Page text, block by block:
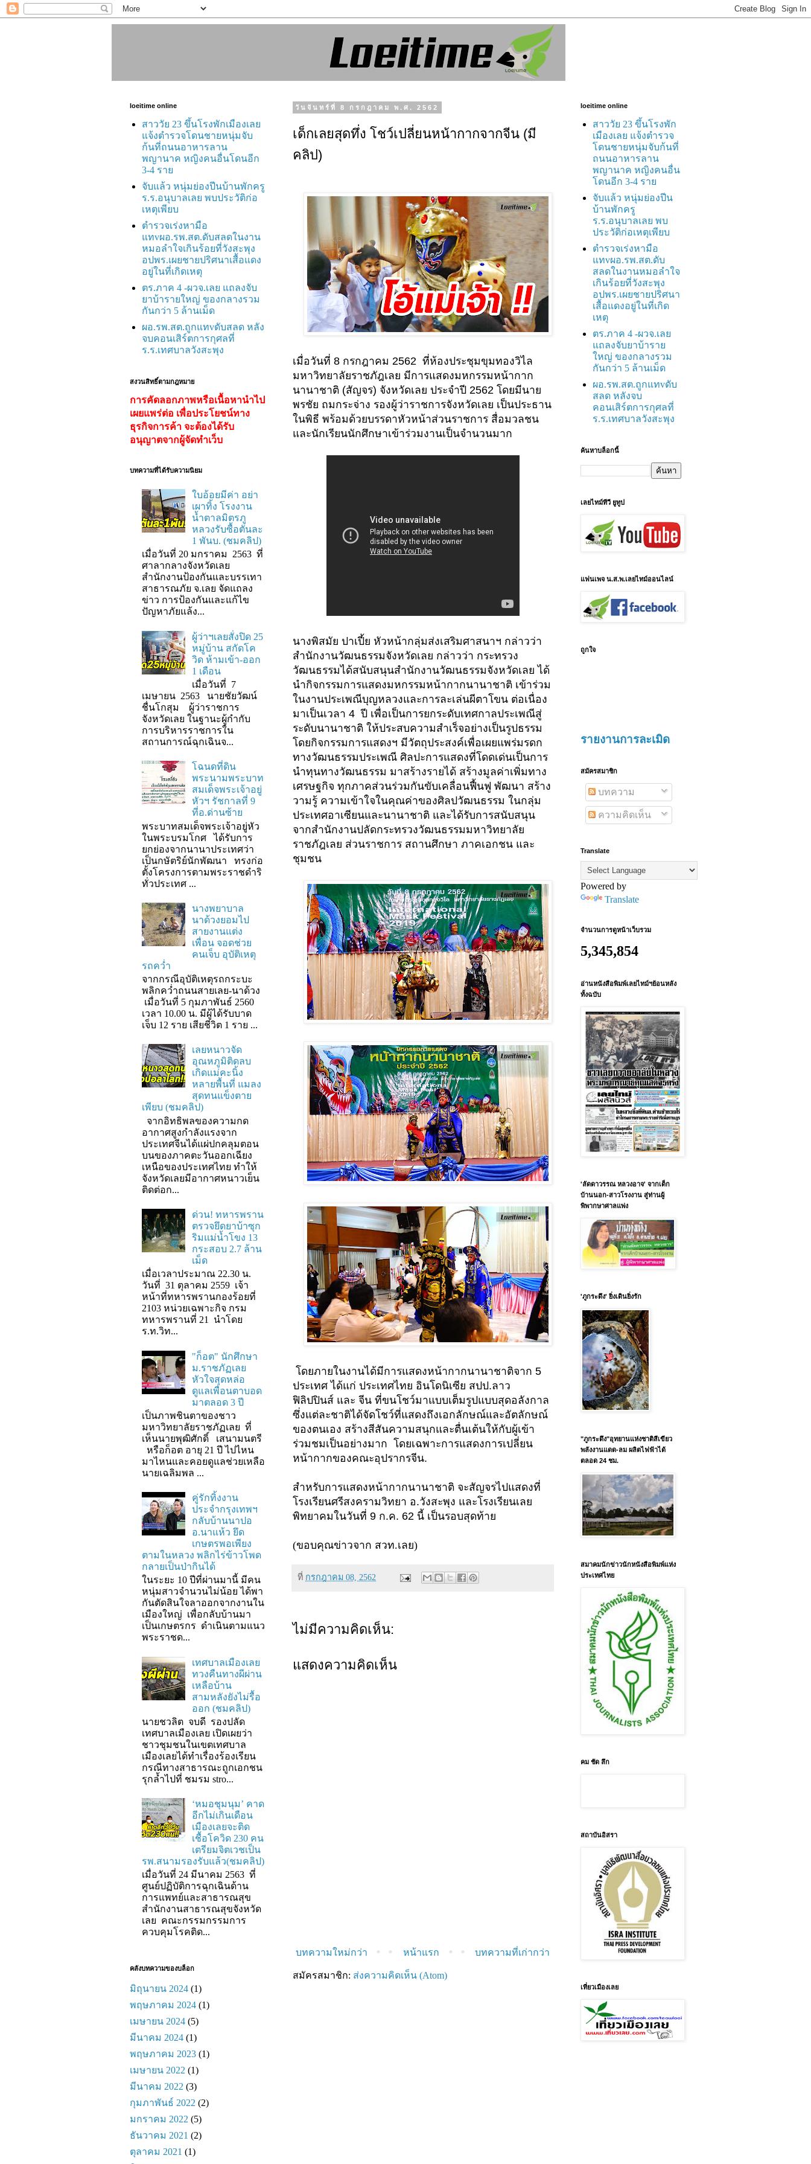
วันจันทร์ที่ 8 กรกฎาคม พ.ศ. 2562
เด็กเลยสุดทึ่ง โชว์เปลี่ยนหน้ากากจากจีน (มี
คลิป)
เมื่อวันที่ 8 กรกฎาคม 2562 ที่ห้องประชุมขุมทองวิไล
มหาวิทยาลัยราชภัฎเลย มีการแสดงมหกรรมหน้ากาก
นานาชาติ (สัญจร) จังหวัดเลย ประจำปี 2562 โดยมีนาย
พรชัย ถมกระจ่าง รองผู้ว่าราชการจังหวัดเลย เป็นประธาน
ในพิธี พร้อมด้วยบรรดาหัวหน้าส่วนราชการ สื่อมวลชน
และนักเรียนนักศึกษาเข้าร่วมงานเป็นจำนวนมาก
นางพิสมัย ปาเปี้ย หัวหน้ากลุ่มส่งเสริมศาสนาฯ กล่าวว่า
สำนักงานวัฒนธรรมจังหวัดเลย กล่าวว่า กระทรวง
วัฒนธรรมได้สนับสนุนสำนักงานวัฒนธรรมจังหวัดเลย ได้
นำกิจกรรมการแสดงมหกรรมหน้ากากนานาชาติ เข้าร่วม
ในงานประเพณีบุญหลวงและการละเล่นผีตาโขน ต่อเนื่อง
มาเป็นเวลา 4 ปี เพื่อเป็นการยกระดับเทศกาลประเพณีสู่
ระดับนานาชาติ ให้ประสบความสำเร็จอย่างเป็นรูปธรรม
โดยกิจกรรมการแสดงฯ มีวัตถุประสงค์เพื่อเผยแพร่มรดก
ทางวัฒนธรรมประเพณี ศิลปะการแสดงที่โดดเด่นเป็นการ
นำทุนทางวัฒนธรรม มาสร้างรายได้ สร้างมูลค่าเพิ่มทาง
เศรษฐกิจ ทุกภาคส่วนร่วมกันขับเคลื่อนฟื้นฟู พัฒนา สร้าง
วามรู้ ความเข้าใจในคุณค่าของศิลปวัฒนธรรม ในกลุ่ม
ประเทศอาเซียนและนานาชาติ และได้รับการสนับสนุน
จากสำนักงานปลัดกระทรวงวัฒนธรรมมหาวิทยาลัย
ราชภัฎเลย ส่วนราชการ สถานศึกษา ภาคเอกชน และ
ชุมชน
โดยภายในงานได้มีการแสดงหน้ากากนานาชาติจาก 5
ประเทศ ได้แก่ ประเทศไทย อินโดนิเซีย สปป.ลาว
ฟิลิปปินส์ และ จีน ที่ขนโชว์มาแบบเต็มรูปแบบสุดอลังกาล
ซึ่งแต่ละชาติได้จัดโชว์ที่แสดงถึงเอกลักษณ์และอัตลักษณ์
ของตนเอง สร้างสีสันความสนุกและตื่นเต้นให้กับผู้เข้า
ร่วมชมเป็นอย่างมาก โดยเฉพาะการแสดงการเปลี่ยน
หน้ากากของคณะอุปรากรจีน.
สำหรับการแสดงหน้ากากนานาชาติ จะสัญจรไปแสดงที่
โรงเรียนศรีสงครามวิทยา อ.วังสะพุง และโรงเรียนเลย
พิทยาคมในวันที่ 9 ก.ค. 62 นี้ เป็นรอบสุดท้าย
(ขอบคุณข่าวจาก สวท.เลย)
ที่ กรกฎาคม 08, 2562
ไม่มีความคิดเห็น:
แสดงความคิดเห็น
บทความใหม่กว่า บทความที่เก่ากว่า
หน้าแรก
สมัครสมาชิก: ส่งความคิดเห็น (Atom)
loeitime online
สาววัย 23 ขึ้นโรงพักเมืองเลย
แจ้งตำรวจโดนชายหนุ่มจับ
ก้นที่ถนนอาหารลาน
พญานาค หญิงคนอื่นโดนอีก
3-4 ราย
จับแล้ว หนุ่มย่องปีนบ้านพักครู
ร.ร.อนุบาลเลย พบประวัติก่อ
เหตุเพียบ
ตำรวจเร่งหามือ
แทvผอ.รพ.สต.ดับสลดในงาน
หมอลำใจเกินร้อยที่วังสะพุง
อปพร.เผยชายปริศนาเสื้อแดง
อยู่ในที่เกิดเหตุ
ตร.ภาค 4 -ผวจ.เลย แถลงจับ
ยาบ้ารายใหญ่ ของกลางรวม
กันกว่า 5 ล้านเม็ด
ผอ.รพ.สต.ถูกแทvดับสลด หลัง
จบคอนเสิร์ตการกุศลที่
ร.ร.เทศบาลวังสะพุง
สงวนสิทธิ์ตามกฎหมาย
การคัดลอกภาพหรือเนื้อหานำไป
เผยแพร่ต่อ เพื่อประโยชน์ทาง
ธุรกิจการค้า จะต้องได้รับ
อนุญาตจากผู้จัดทำเว็บ
บทความที่ได้รับความนิยม
ใบอ้อยมีค่า อย่า
เผาทิ้ง โรงงาน
น้ำตาลมิตรภู
หลวงรับซื้อตันละ
1 พันบ. (ชมคลิป)
เมื่อวันที่ 20 มกราคม 2563 ที่
ศาลากลางจังหวัดเลย
สำนักงานป้องกันและบรรเทา
สาธารณภัย จ.เลย จัดแถลง
ข่าว การป้องกันและแก้ไข
ปัญหาภัยแล้ง...
ผู้ว่าฯเลยสั่งปิด 25
หมู่บ้าน สกัดโค
วิด ห้ามเข้า-ออก
1 เดือน
เมื่อวันที่ 7
เมษายน 2563 นายชัยวัฒน์
ชื่นโกสุม ผู้ว่าราชการ
จังหวัดเลย ในฐานะผู้กํากับ
การบริหารราชการใน
สถานการณ์ฉุกเฉินจ...
โฉนดที่ดิน
พระนามพระบาท
สมเด็จพระเจ้าอยู่
หัวฯ รัชกาลที่ 9
ที่อ.ด่านซ้าย
พระบาทสมเด็จพระเจ้าอยู่หัว
ในพระบรมโกศ ได้รับการ
ยกย่องจากนานาประเทศว่า
เป็นกษัตริย์นักพัฒนา ทรงก่อ
ตั้งโครงการตามพระราชดำริ
ทั่วประเทศ ...
นางพยาบาล
นาด้วงยอมไป
สายงานแต่ง
เพื่อน จอดช่วย
คนเจ็บ อุบัติเหตุ
รถคว่ำ
จากกรณีอุบัติเหตุรถกระบะ
พลิกคว่ำถนนสายเลย-นาด้วง
เมื่อวันที่ 5 กุมภาพันธ์ 2560
เวลา 10.00 น. มีผู้ได้รับบาด
เจ็บ 12 ราย เสียชีวิต 1 ราย ...
เลยหนาวจัด
อุณหภูมิติดลบ
เกิดแม่คะนิ้ง
หลายพื้นที่ แมลง
สุดทนแข็งตาย
เพียบ (ชมคลิป)
จากอิทธิพลของความกด
อากาศสูงกำลังแรงจาก
ประเทศจีนได้แผ่ปกคลุมตอน
บนของภาคตะวันออกเฉียง
เหนือของประเทศไทย ทำให้
จังหวัดเลยมีอากาศหนาวเย็น
ติดต่อก...
ด่วน! ทหารพราน
ตรวจยึดยาบ้าซุก
ริมแม่น้ำโขง 13
กระสอบ 2.7 ล้าน
เม็ด
เมื่อเวลาประมาณ 22.30 น.
วันที่ 31 ตุลาคม 2559 เจ้า
หน้าที่ทหารพรานกองร้อยที่
2103 หน่วยเฉพาะกิจ กรม
ทหารพรานที่ 21 นำโดย
ร.ท.วิท...
"ก็อต" นักศึกษา
ม.ราชภัฏเลย
หัวใจสุดหล่อ
ดูแลเพื่อนตาบอด
มาตลอด 3 ปี
เป็นภาพชินตาของชาว
มหาวิทยาลัยราชภัฏเลย ที่
เห็นนายพุฒิศักดิ์ เสนามนตรี
หรือก็อต อายุ 21 ปี ไปไหน
มาไหนและคอยดูแลช่วยเหลือ
นายเฉลิมพล ...
คู่รักทิ้งงาน
ประจำกรุงเทพฯ
กลับบ้านนาปอ
อ.นาแห้ว ยึด
เกษตรพอเพียง
ตามในหลวง พลิกไร่ข้าวโพด
กลายเป็นป่ากินได้
ในระยะ 10 ปีที่ผ่านมานี้ มีคน
หนุ่มสาวจำนวนไม่น้อย ได้พา
กันตัดสินใจลาออกจากงานใน
เมืองใหญ่ เพื่อกลับบ้านมา
เป็นเกษตรกร ดำเนินตามแนว
พระราชด...
เทศบาลเมืองเลย
ทวงคืนทางผีผ่าน
เหลือบ้าน
สามหลังยังไม่รื้อ
ออก (ชมคลิป)
นายชวลิต จบดี รองปลัด
เทศบาลเมืองเลย เปิดเผยว่า
ชาวชุมชนในเขตเทศบาล
เมืองเลยได้ทำเรื่องร้องเรียน
กรณีทางสาธารณะถูกเอกชน
รุกล้ำไปที่ ชมรม stro...
‘หมอชุมนุม’ คาด
อีกไม่เกินเดือน
เมืองเลยจะติด
เชื้อโควิด 230 คน
เตรียมจิตเวชเป็น
รพ.สนามรองรับแล้ว(ชมคลิป)
เมื่อวันที่ 24 มีนาคม 2563 ที่
ศูนย์ปฏิบัติการฉุกเฉินด้าน
การแพทย์และสาธารณสุข
สำนักงานสาธารณสุขจังหวัด
เลย คณะกรรมกรรมการ
ควบคุมโรคติด...
คลังบทความของบล็อก
มิถุนายน 2024 (1)
พฤษภาคม 2024 (1)
เมษายน 2024 (5)
มีนาคม 2024 (1)
พฤษภาคม 2023 (1)
เมษายน 2022 (1)
มีนาคม 2022 (3)
กุมภาพันธ์ 2022 (2)
มกราคม 2022 (5)
ธันวาคม 2021 (2)
ตุลาคม 2021 (1)
loeitime online
สาววัย 23 ขึ้นโรงพัก
เมืองเลย แจ้งตำรวจ
โดนชายหนุ่มจับก้นที่
ถนนอาหารลาน
พญานาค หญิงคนอื่น
โดนอีก 3-4 ราย
จับแล้ว หนุ่มย่องปีน
บ้านพักครู
ร.ร.อนุบาลเลย พบ
ประวัติก่อเหตุเพียบ
ตำรวจเร่งหามือ
แทvผอ.รพ.สต.ดับ
สลดในงานหมอลำใจ
เกินร้อยที่วังสะพุง
อปพร.เผยชายปริศนา
เสื้อแดงอยู่ในที่เกิด
เหตุ
ตร.ภาค 4 -ผวจ.เลย
แถลงจับยาบ้าราย
ใหญ่ ของกลางรวม
กันกว่า 5 ล้านเม็ด
ผอ.รพ.สต.ถูกแทvดับ
สลด หลังจบ
คอนเสิร์ตการกุศลที่
ร.ร.เทศบาลวังสะพุง
ค้นหาบล็อกนี้
เลยไทม์ทีวี ยูทูป
แฟนเพจ น.ส.พ.เลยไทม์ออนไลน์
ถูกใจ
รายงานการละเมิด
สมัครสมาชิก
บทความ
ความคิดเห็น
Translate
Powered by
Translate
จำนวนการดูหน้าเว็บรวม
5,345,854
อ่านหนังสือพิมพ์เลยไทม์ฯย้อนหลัง
ทั้งฉบับ
'ลัดดาวรรณ หลวงอาจ' จากเด็ก
บ้านนอก-สาวโรงงาน สู่ท่านผู้
พิพากษาศาลแพ่ง
'ภูกระดึง' ยิ่งเดินยิ่งรัก
"ภูกระดึง"อุทยานแห่งชาติสีเขียว
พลังงานแดด-ลม ผลิตไฟฟ้าได้
ตลอด 24 ชม.
สมาคมนักข่าวนักหนังสือพิมพ์แห่ง
ประเทศไทย
คม ชัด ลึก
สถาบันอิสรา
เที่ยวเมืองเลย